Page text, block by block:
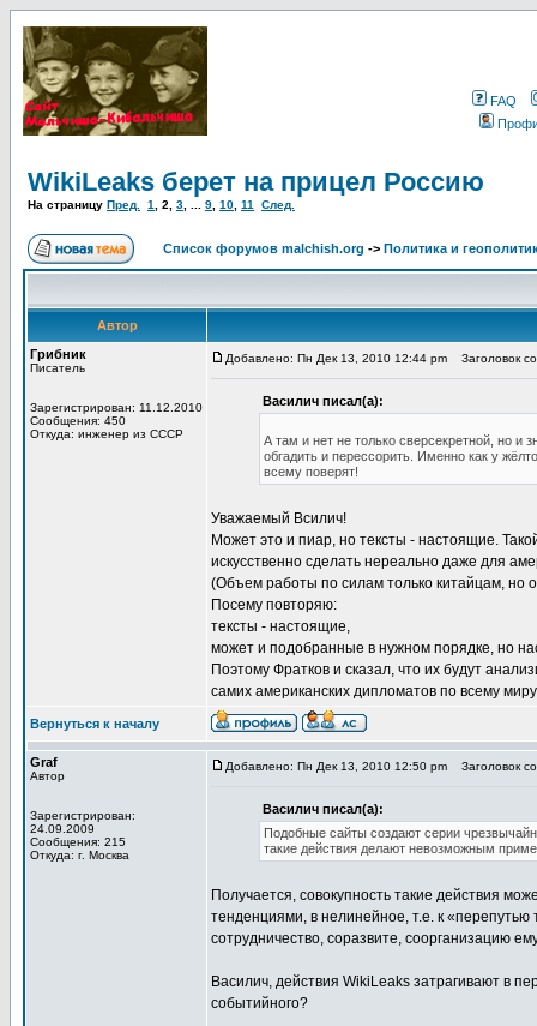
FAQ
WikiLeaks берет на прицел Россию
На страницу Пред. 1 2 3 9 10 11 След.
Список форумов malchish.org -> Политика и
Автор
Грибник
Писатель
Зарегистрирован: 11.12.2010
Сообщения: 450
Откуда: инженер из СССР
Добавлено: Пн Дек 13, 2010 12:44 pm Заголовок
Василич писал(а):
А там и нет не только сверсекретной, но
обгадить и перессорить. Именно как у
всему поверят!
Уважаемый Всилич!
Может это и пиар, но тексты - настоящие.
искусственно сделать нереально даже для
(Объем работы по силам только китайцам, но
Посему повторяю:
тексты - настоящие,
может и подобранные в нужном порядке, но
Поэтому Фратков и сказал, что их будут
самих американских дипломатов по всему
Вернуться к началу
Graf
Автор
Зарегистрирован:
24.09.2009
Сообщения: 215
Откуда: г. Москва
Добавлено: Пн Дек 13, 2010 12:50 pm Заголовок
Василич писал(а):
Подобные сайты создают серии
такие действия делают невозможным
Получается, совокупность такие действия
тенденциями, в нелинейное, т.е. к «перепутью
сотрудничество, соразвите, соорганизацию
Василич, действия WikiLeaks затрагивают в
событийного?